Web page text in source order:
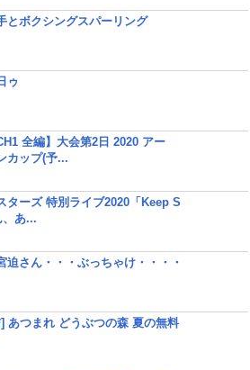
とボクシングスパーリング
ゥ
全編】大会第2日 2020 アー
カップ(予...
ターズ 特別ライブ2020「Keep S
あ...
迫さん・・・ぶっちゃけ・・・・
あつまれ どうぶつの森 夏の無料